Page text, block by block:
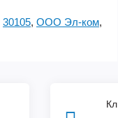
30105, ООО Эл-ком,